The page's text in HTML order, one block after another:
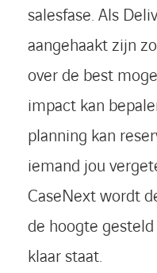
salesfase. Als
aangehaakt zijn
over de best
impact kan
planning kan
iemand jou
CaseNext wordt
de hoogte
klaar staat.